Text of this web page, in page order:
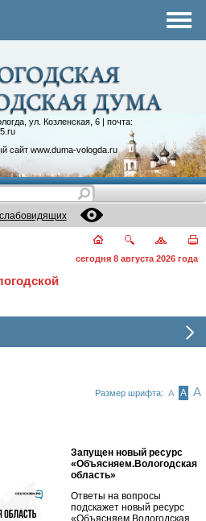
ул. Козленская, 6 | почта:
сайт www.duma-vologda.ru
объединения
сегодня 8 августа 2026 года
Размер шрифта: А А А
Запущен новый ресурс
«Объясняем.Вологодская
область»
Ответы на вопросы
подскажет новый ресурс
«Объясняем.Вологодская